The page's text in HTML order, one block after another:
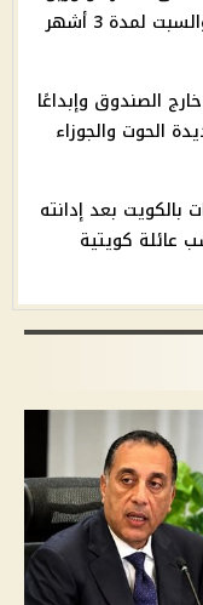
لمدة 3 أشهر
خارج الصندوق وإبداعًا
الحوت والجوزاء
فيروز 5 سنوات بالكويت بعد إدانته
عائلة كويتية